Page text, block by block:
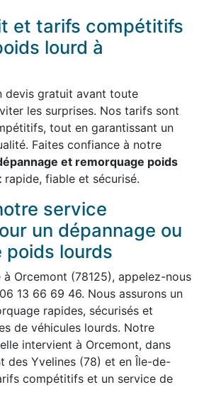
et tarifs compétitifs
lourd à
devis gratuit avant toute
les surprises. Nos tarifs sont
tout en garantissant un
Faites confiance à notre
et remorquage poids
rapide, fiable et sécurisé.
service
un dépannage ou
poids lourds
Orcemont (78125), appelez-nous
13 66 69 46. Nous assurons un
rapides, sécurisés et
de véhicules lourds. Notre
intervient à Orcemont, dans
des Yvelines (78) et en Île-de-
compétitifs et un service de